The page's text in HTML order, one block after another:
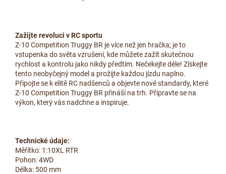
Zažijte revoluci v RC sportu
Z-10 Competition Truggy BR je více než jen hračka; je to
vstupenka do světa vzrušení, kde můžete zažít skutečnou
rychlost a kontrolu jako nikdy předtím. Nečekejte déle! Získejte
tento neobyčejný model a prožijte každou jízdu naplno.
Připojte se k elitě RC nadšenců a objevte nové standardy, které
Z-10 Competition Truggy BR přináší na trh. Připravte se na
výkon, který vás nadchne a inspiruje.
Technické údaje:
Měřítko: 1:10XL RTR
Pohon: 4WD
Délka: 500 mm